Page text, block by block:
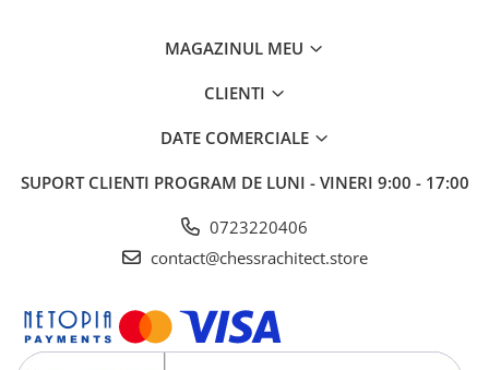
MAGAZINUL MEU
CLIENTI
DATE COMERCIALE
SUPORT CLIENTI PROGRAM DE LUNI - VINERI 9:00 - 17:00
0723220406
contact@chessrachitect.store